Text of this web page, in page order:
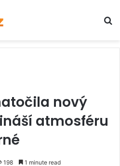
nový
atmosféru
198 1 minute read